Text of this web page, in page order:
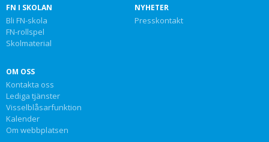
FN I SKOLAN
Bli FN-skola
FN-rollspel
Skolmaterial
NYHETER
Presskontakt
OM OSS
Kontakta oss
Lediga tjänster
Visselblåsarfunktion
Kalender
Om webbplatsen